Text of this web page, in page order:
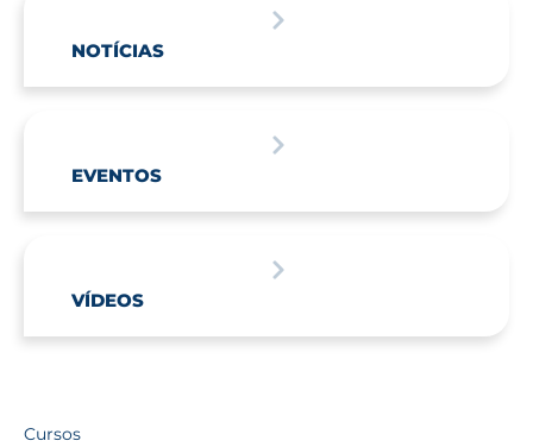
NOTÍCIAS
EVENTOS
VÍDEOS
Cursos